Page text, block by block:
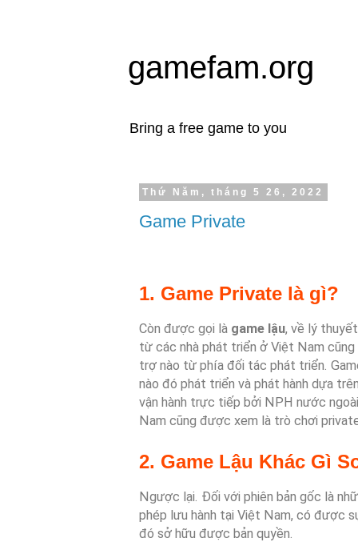
gamefam.org
Bring a free game to you
Thứ Năm, tháng 5 26, 2022
Game Private
1. Game Private là gì?
Còn được gọi là game lậu, về lý
từ các nhà phát triển ở Việt Nam
trợ nào từ phía đối tác phát triển.
nào đó phát triển và phát hành dựa
vận hành trực tiếp bởi NPH nước
Nam cũng được xem là trò chơi
2. Game Lậu Khác Gì
Ngược lại. Đối với phiên bản gốc là
phép lưu hành tại Việt Nam, có được
đó sở hữu được bản quyền.